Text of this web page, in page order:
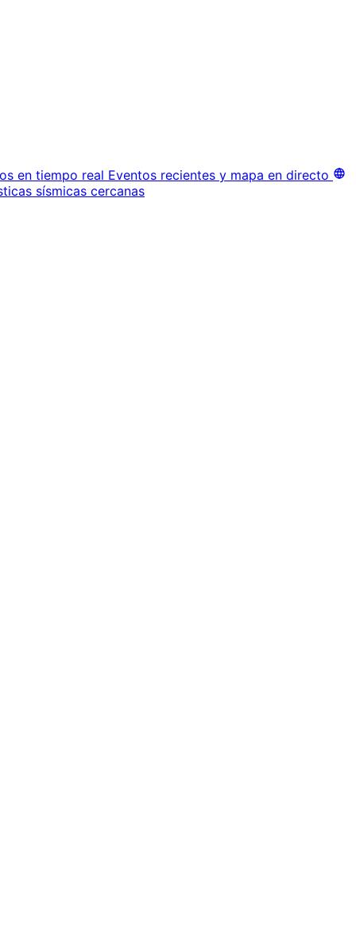
en tiempo real Eventos recientes y mapa en directo
sísmicas cercanas